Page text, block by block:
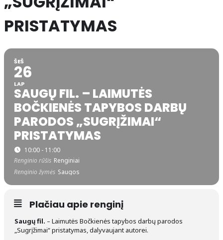
PRISTATYMAS
ŠEŠ
26
LAP
SAUGŲ FIL. – LAIMUTĖS
BOČKIENĖS TAPYBOS DARBŲ
PARODOS „SUGRĮŽIMAI“
PRISTATYMAS
10:00 - 11:00
Renginio rūšis Renginiai
Renginio žymės Saugos
Plačiau apie renginį
Saugų fil. – Laimutės Bočkienės tapybos darbų parodos
„Sugrįžimai“ pristatymas, dalyvaujant autorei.